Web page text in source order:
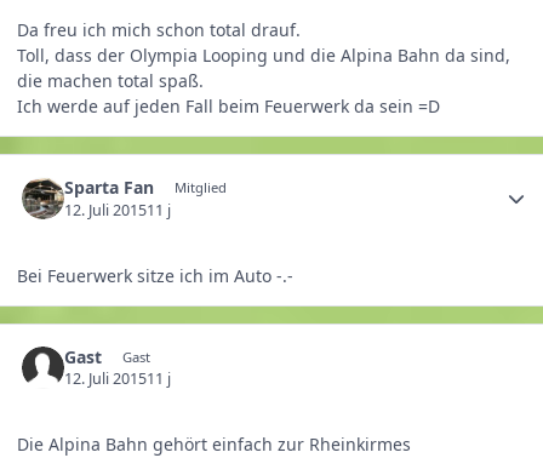
Da freu ich mich schon total drauf.
Toll, dass der Olympia Looping und die Alpina Bahn da sind,
die machen total spaß.
Ich werde auf jeden Fall beim Feuerwerk da sein =D
Sparta Fan Mitglied
12. Juli 201511 j
Bei Feuerwerk sitze ich im Auto -.-
Gast Gast
12. Juli 201511 j
Die Alpina Bahn gehört einfach zur Rheinkirmes